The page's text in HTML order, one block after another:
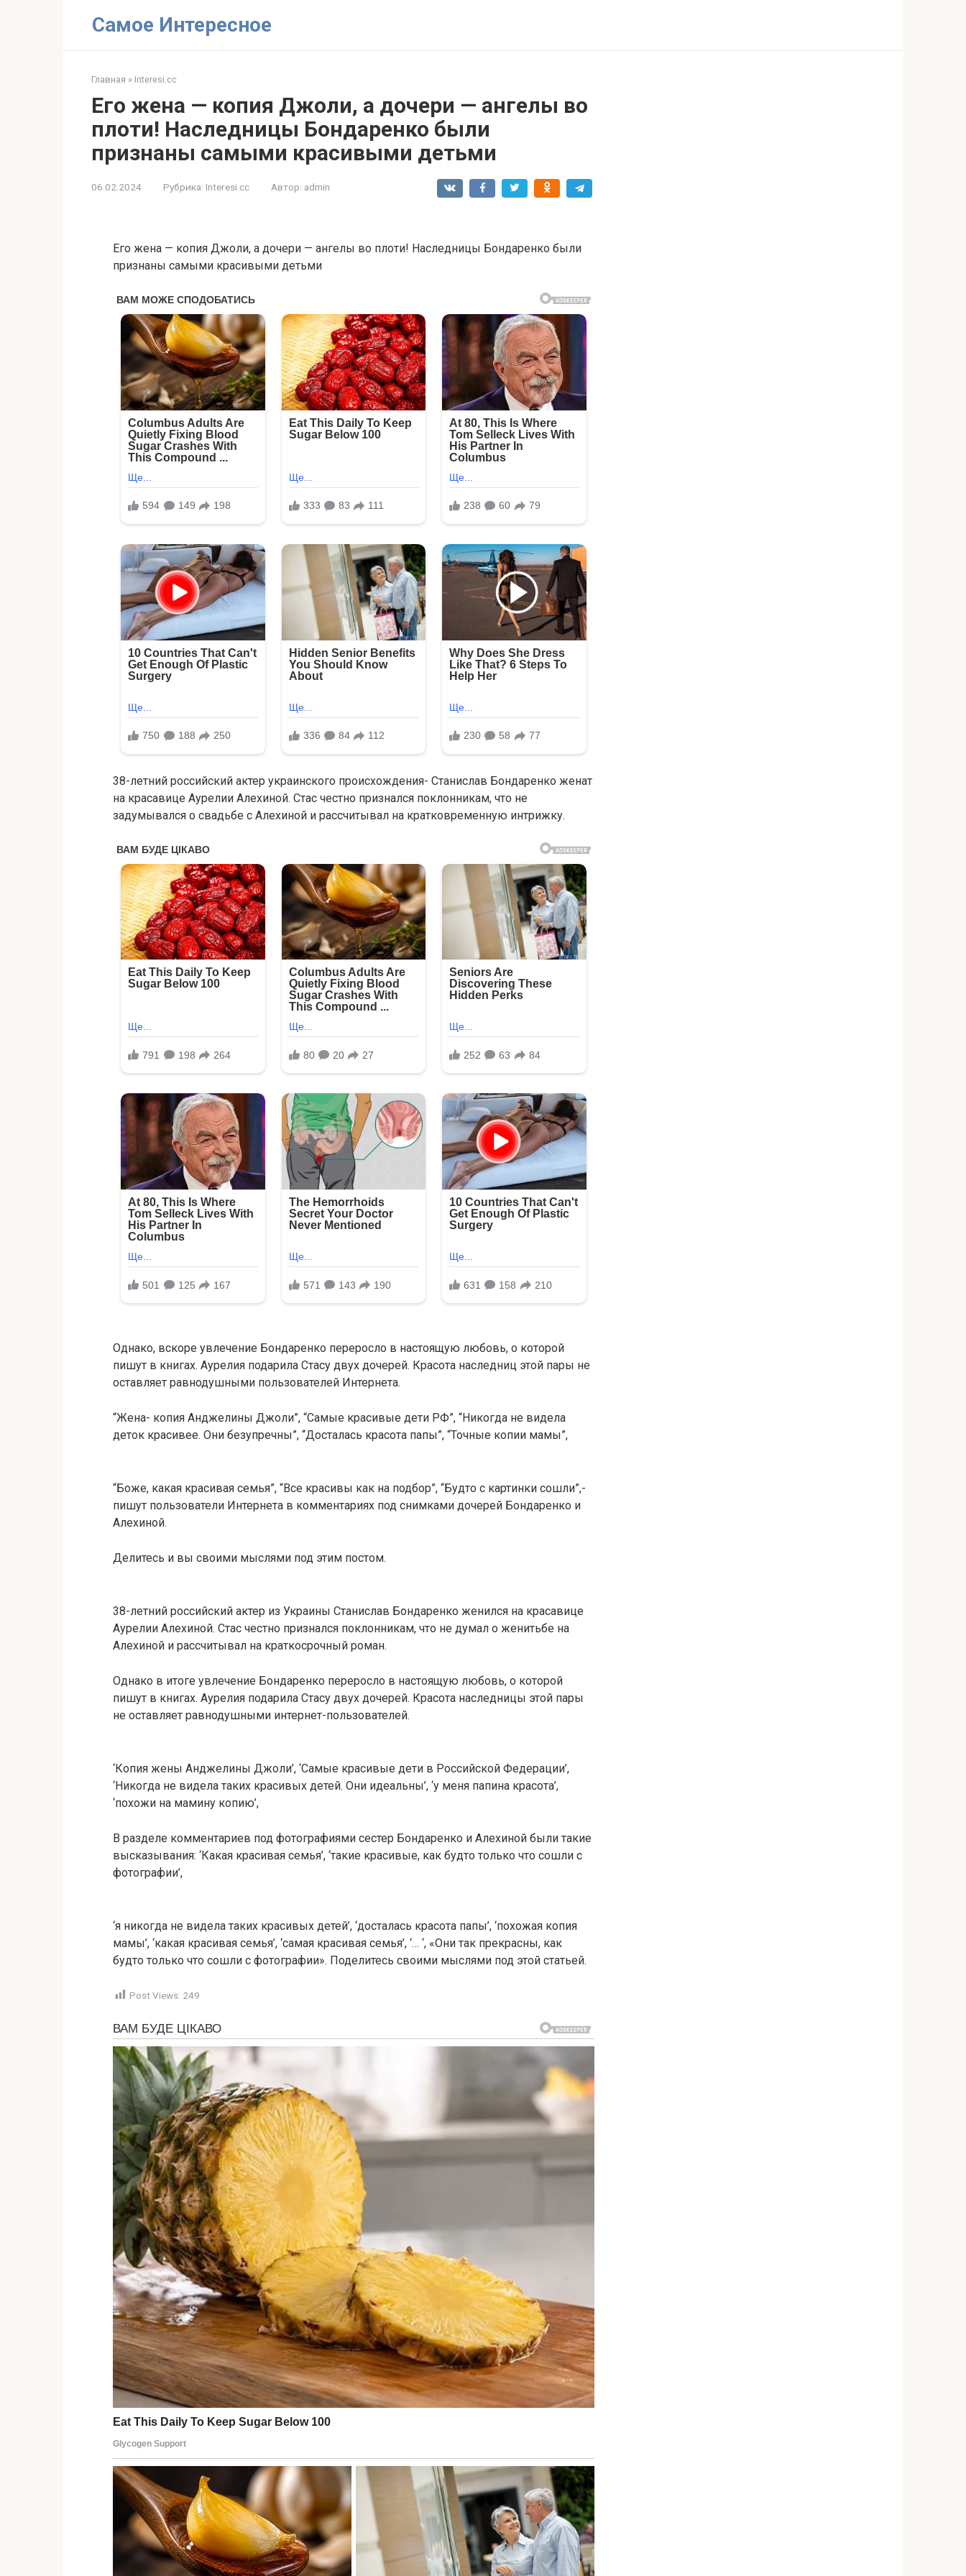
Самое Интересное
Главная » Interesi.cc
Его жена — копия Джоли, а дочери — ангелы во
плоти! Наследницы Бондаренко были
признаны самыми красивыми детьми
06.02.2024 Рубрика: Interesi.cc Автор: admin
Его жена — копия Джоли, а дочери — ангелы во плоти! Наследницы Бондаренко были
признаны самыми красивыми детьми
38-летний российский актер украинского происхождения- Станислав Бондаренко женат
на красавице Аурелии Алехиной. Стас честно признался поклонникам, что не
задумывался о свадьбе с Алехиной и рассчитывал на кратковременную интрижку.
Однако, вскоре увлечение Бондаренко переросло в настоящую любовь, о которой
пишут в книгах. Аурелия подарила Стасу двух дочерей. Красота наследниц этой пары не
оставляет равнодушными пользователей Интернета.
“Жена- копия Анджелины Джоли”, “Самые красивые дети РФ”, “Никогда не видела
деток красивее. Они безупречны”, “Досталась красота папы”, “Точные копии мамы”,
“Боже, какая красивая семья”, “Все красивы как на подбор”, “Будто с картинки сошли”,-
пишут пользователи Интернета в комментариях под снимками дочерей Бондаренко и
Алехиной.
Делитесь и вы своими мыслями под этим постом.
38-летний российский актер из Украины Станислав Бондаренко женился на красавице
Аурелии Алехиной. Стас честно признался поклонникам, что не думал о женитьбе на
Алехиной и рассчитывал на краткосрочный роман.
Однако в итоге увлечение Бондаренко переросло в настоящую любовь, о которой
пишут в книгах. Аурелия подарила Стасу двух дочерей. Красота наследницы этой пары
не оставляет равнодушными интернет-пользователей.
‘Копия жены Анджелины Джоли’, ‘Самые красивые дети в Российской Федерации’,
‘Никогда не видела таких красивых детей. Они идеальны’, ‘у меня папина красота’,
‘похожи на мамину копию’,
В разделе комментариев под фотографиями сестер Бондаренко и Алехиной были такие
высказывания: ‘Какая красивая семья’, ‘такие красивые, как будто только что сошли с
фотографии’,
‘я никогда не видела таких красивых детей’, ‘досталась красота папы’, ‘похожая копия
мамы’, ‘какая красивая семья’, ‘самая красивая семья’, ‘… ‘, «Они так прекрасны, как
будто только что сошли с фотографии». Поделитесь своими мыслями под этой статьей.
Post Views: 249